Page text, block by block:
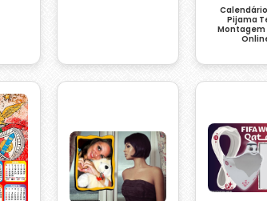
Pijama